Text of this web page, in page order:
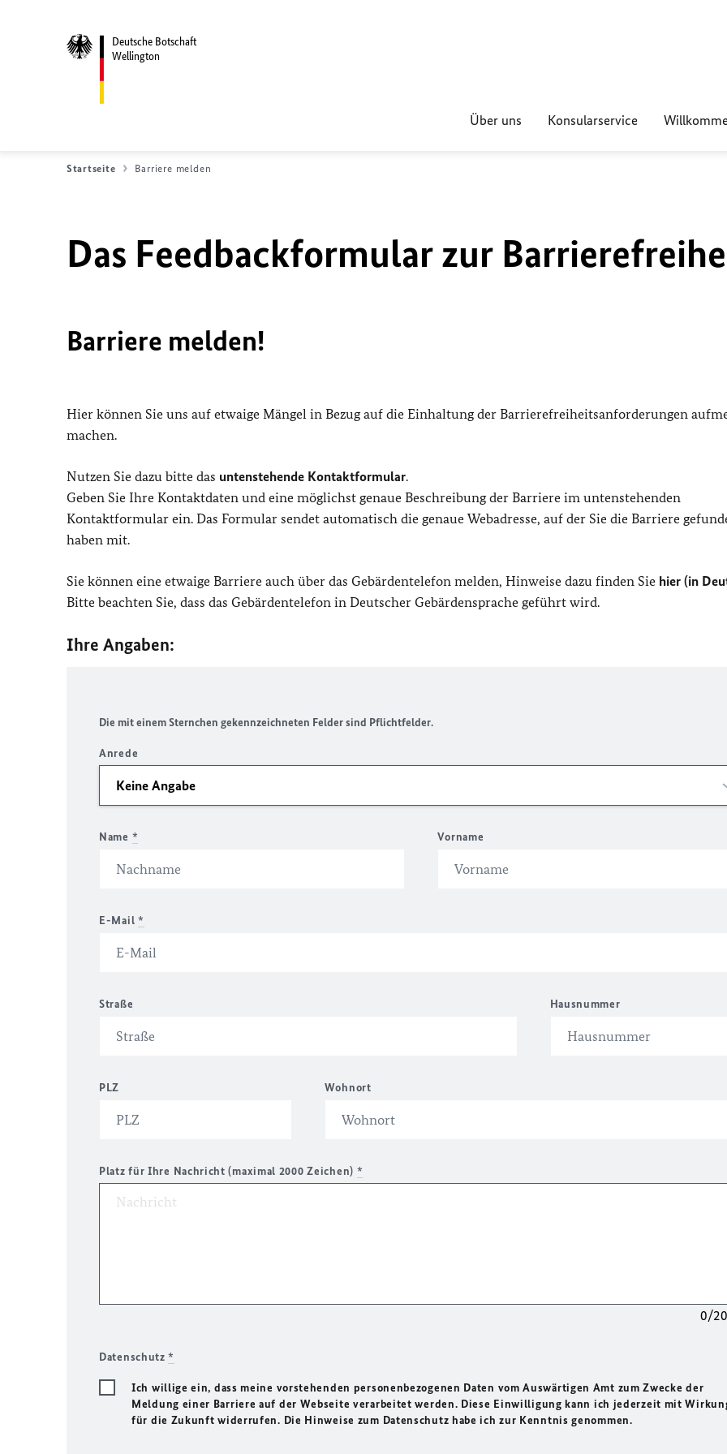
Deutsche Botschaft
Wellington
Über uns Konsularservice
Startseite Barriere melden
Das Feedbackformular zur
Barriere melden!
Hier können Sie uns auf etwaige Mängel in Bezug auf die Einhaltung der Barrierefreiheitsanforderungen
machen.
Nutzen Sie dazu bitte das untenstehende Kontaktformular.
Geben Sie Ihre Kontaktdaten und eine möglichst genaue Beschreibung der Barriere im untenstehenden
Kontaktformular ein. Das Formular sendet automatisch die genaue Webadresse, auf der Sie die Barriere
haben mit.
Sie können eine etwaige Barriere auch über das Gebärdentelefon melden, Hinweise dazu finden Sie hier (in
Bitte beachten Sie, dass das Gebärdentelefon in Deutscher Gebärdensprache geführt wird.
Ihre Angaben:
Die mit einem Sternchen gekennzeichneten Felder sind Pflichtfelder.
Anrede
Name * Vorname
E-Mail *
Straße Hausnummer
PLZ Wohnort
Platz für Ihre Nachricht (maximal 2000 Zeichen) *
0/
Datenschutz*
Ich willige ein, dass meine vorstehenden personenbezogenen Daten vom Auswärtigen Amt zum Zwecke der
Meldung einer Barriere auf der Webseite verarbeitet werden. Diese Einwilligung kann ich jederzeit mit
für die Zukunft widerrufen. Die Hinweise zum Datenschutz habe ich zur Kenntnis genommen.